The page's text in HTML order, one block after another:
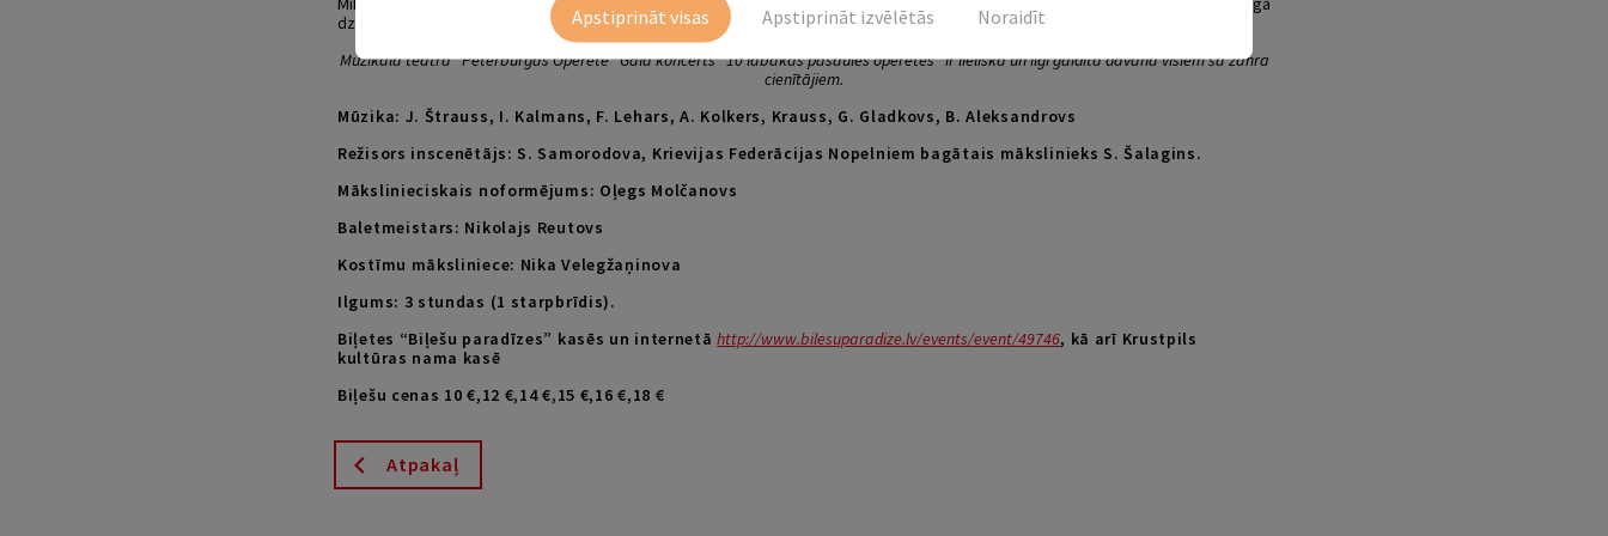
dzīve.
Muzikālā teātra “Pēterburgas Operete” Galā koncerts “10 labākās pasaules operetes” ir lieliska un ilgi gaidīta dāvana visiem šā žanra
cienītājiem.
Mūzika: J. Štrauss, I. Kalmans, F. Lehars, A. Kolkers, Krauss, G. Gladkovs, B. Aleksandrovs
Režisors inscenētājs: S. Samorodova, Krievijas Federācijas Nopelniem bagātais mākslinieks S. Šalagins.
Mākslinieciskais noformējums: Oļegs Molčanovs
Baletmeistars: Nikolajs Reutovs
Kostīmu māksliniece: Nika Velegžaņinova
Ilgums: 3 stundas (1 starpbrīdis).
Biļetes “Biļešu paradīzes” kasēs un internetāhttp://www.bilesuparadize.lv/events/event/49746, kā arī Krustpils
kultūras nama kasē
Biļešu cenas 10 €,12 €,14 €,15 €,16 €,18 €
Atpakaļ
Noraidīt
Apstiprināt izvēlētās
Apstiprināt visas